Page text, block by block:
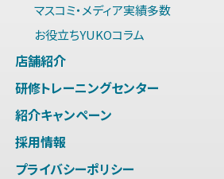
マスコミ・メディア実績多数
お役立ちYUKOコラム
店舗紹介
研修トレーニングセンター
紹介キャンペーン
採用情報
プライバシーポリシー